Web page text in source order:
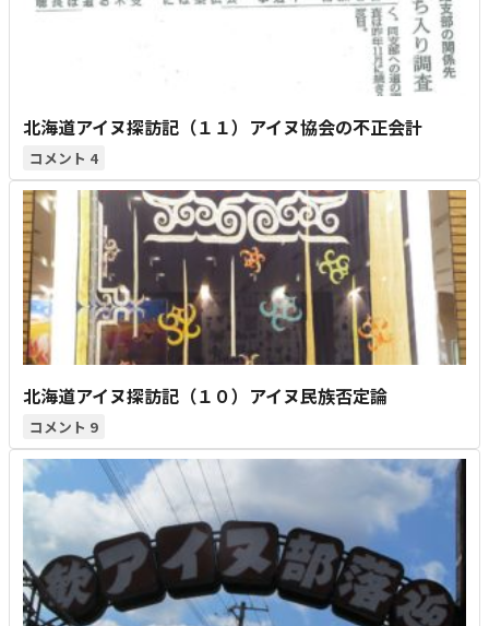
北海道アイヌ探訪記（１１）アイヌ協会の不正会計
4
北海道アイヌ探訪記（１０）アイヌ民族否定論
9